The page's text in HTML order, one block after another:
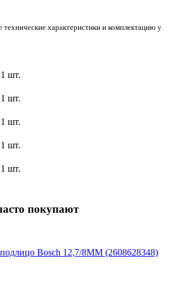
характеристики и комплектацию у
1 шт.
1 шт.
1 шт.
1 шт.
1 шт.
покупают
Bosch 12,7/8ММ (2608628348)